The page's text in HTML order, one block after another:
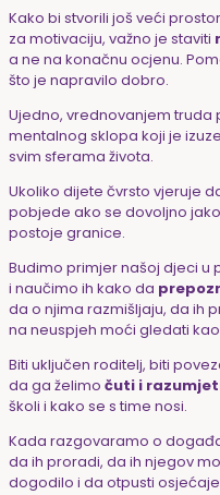
Kako bi stvorili još veći
za motivaciju, važno je staviti
a ne na konačnu ocjenu.
što je napravilo dobro.
Ujedno, vrednovanjem
mentalnog sklopa koji je
svim sferama života.
Ukoliko dijete čvrsto vjeruje
pobjede ako se dovoljno
postoje granice.
Budimo primjer našoj djeci u
i naučimo ih kako da
da o njima razmišljaju, da ih
na neuspjeh moći gledati
Biti uključen roditelj, biti
da ga želimo čuti i
školi i kako se s time nosi.
Kada razgovaramo o
da ih proradi, da ih njegov
dogodilo i da otpusti